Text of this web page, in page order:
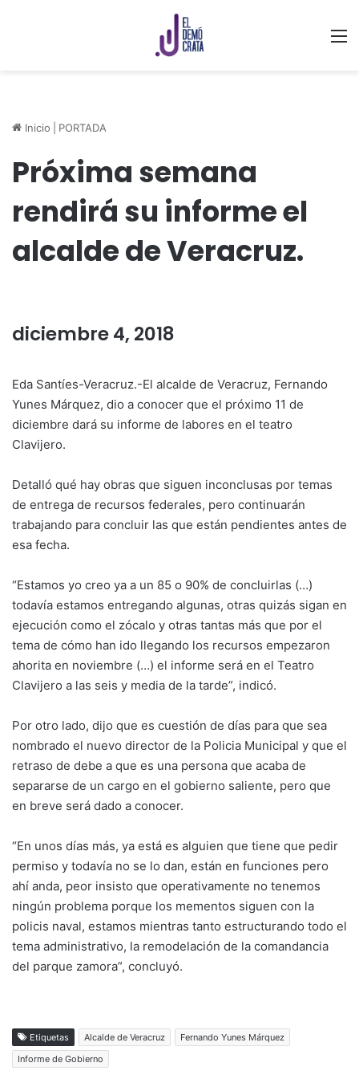
Inicio PORTADA
Próxima semana
rendirá su informe el
alcalde de Veracruz.
diciembre 4, 2018
Eda Santíes-Veracruz.-El alcalde de Veracruz, Fernando
Yunes Márquez, dio a conocer que el próximo 11 de
diciembre dará su informe de labores en el teatro
Clavijero.
Detalló qué hay obras que siguen inconclusas por temas
de entrega de recursos federales, pero continuarán
trabajando para concluir las que están pendientes antes de
esa fecha.
“Estamos yo creo ya a un 85 o 90% de concluirlas (…)
todavía estamos entregando algunas, otras quizás sigan en
ejecución como el zócalo y otras tantas más que por el
tema de cómo han ido llegando los recursos empezaron
ahorita en noviembre (…) el informe será en el Teatro
Clavijero a las seis y media de la tarde”, indicó.
Por otro lado, dijo que es cuestión de días para que sea
nombrado el nuevo director de la Policia Municipal y que el
retraso de debe a que es una persona que acaba de
separarse de un cargo en el gobierno saliente, pero que
en breve será dado a conocer.
“En unos días más, ya está es alguien que tiene que pedir
permiso y todavía no se lo dan, están en funciones pero
ahí anda, peor insisto que operativamente no tenemos
ningún problema porque los mementos siguen con la
policis naval, estamos mientras tanto estructurando todo el
tema administrativo, la remodelación de la comandancia
del parque zamora”, concluyó.
Etiquetas Alcalde de Veracruz
Fernando Yunes Márquez
Informe de Gobierno